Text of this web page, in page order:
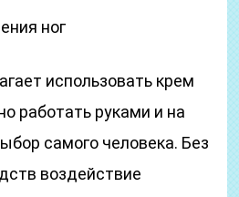
ног
использовать крем
работать руками и на
самого человека. Без
воздействие